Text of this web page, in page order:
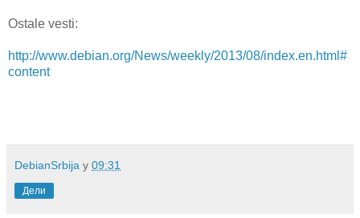
Ostale vesti:
http://www.debian.org/News/weekly/2013/08/index.en.html#
content
DebianSrbija у 09:31
Дели